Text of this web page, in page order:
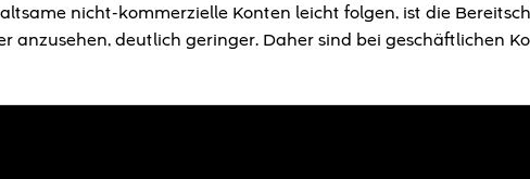
nicht-kommerzielle Konten leicht folgen, ist die
anzusehen, deutlich geringer. Daher sind bei geschäftlichen